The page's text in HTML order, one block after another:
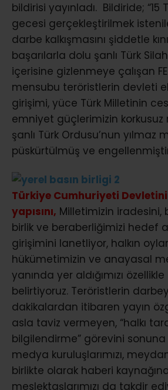
bildirisi yayınladı. Bildiride; “15
gecesi gerçekleştirilmek
darbe kalkışmasını şiddetle
başarılarla dolu şanlı Türk
içerisine gizlenmeye çalışan
mensubu teröristlerin devleti
girişimi, yüce Türk Milletinin
emniyet güçlerimizin
şanlı Türk Ordusu’nun yılmaz
püskürtülmüş ve
Türkiye Cumhuriyeti
yapısını, Milletimizin iradesini,
birlik ve beraberliğimizi hedef
girişimini lanetliyor, halkın
hükümetimizin ve anayasal
yanında yer aldığımızı özellikle
belirtiyoruz. Teröristlerin
dakikalardan itibaren yayın
asla taviz vermeyen, “halkı
bilgilendirme” görevini
medya kuruluşlarımızı,
birlikte olarak haberi
meslektaşlarımızı da takdir